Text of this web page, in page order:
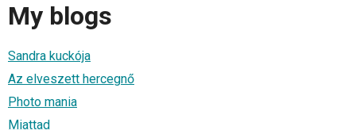
My blogs
Sandra kuckója
Az elveszett hercegnő
Photo mania
Miattad